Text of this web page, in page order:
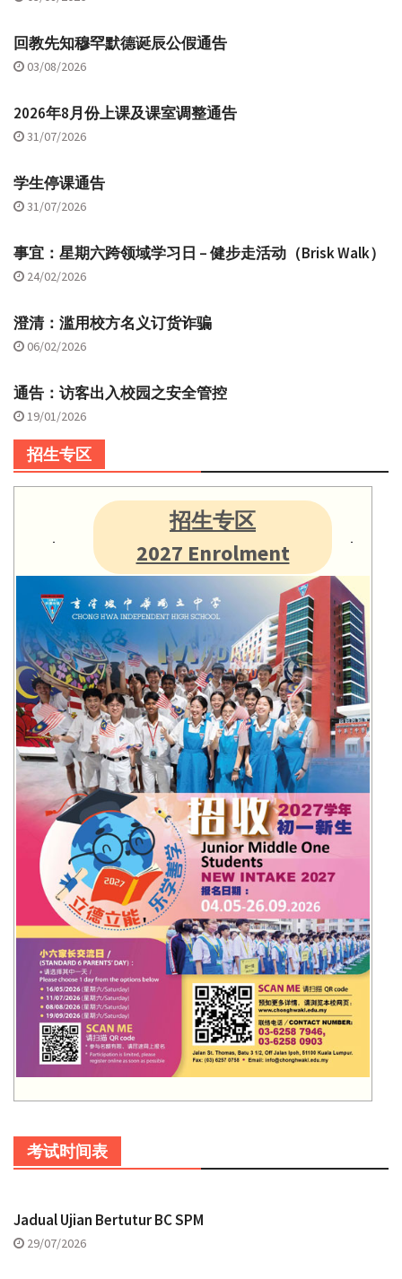
回教先知穆罕默德诞辰公假通告
03/08/2026
2026年8月份上课及课室调整通告
31/07/2026
学生停课通告
31/07/2026
事宜：星期六跨领域学习日 – 健步走活动（Brisk Walk）
24/02/2026
澄清：滥用校方名义订货诈骗
06/02/2026
通告：访客出入校园之安全管控
19/01/2026
招生专区
招生专区
2027 Enrolment
考试时间表
Jadual Ujian Bertutur BC SPM
29/07/2026